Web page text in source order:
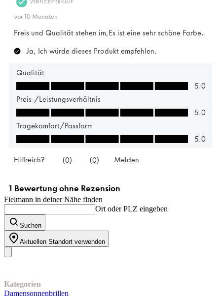
Fielmann in deiner Nähe finden
Ort oder PLZ eingeben
Suchen
Aktuellen Standort verwenden
Kategorien
Damensonnenbrillen